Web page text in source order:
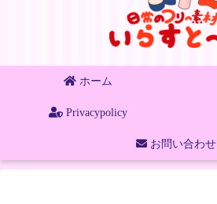
ホーム
Privacypolicy
お問い合わせ